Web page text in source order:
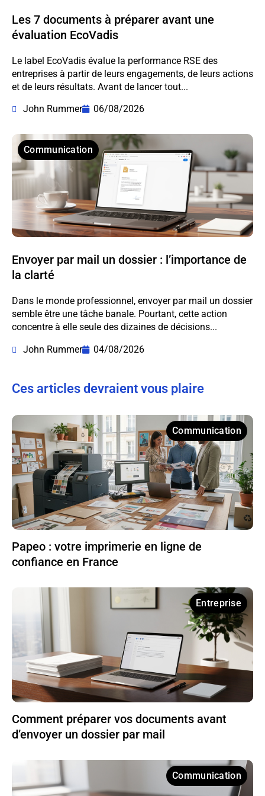
Les 7 documents à préparer avant une
évaluation EcoVadis
Le label EcoVadis évalue la performance RSE des
entreprises à partir de leurs engagements, de leurs actions
et de leurs résultats. Avant de lancer tout...
John Rummer
06/08/2026
Communication
Envoyer par mail un dossier : l’importance de
la clarté
Dans le monde professionnel, envoyer par mail un dossier
semble être une tâche banale. Pourtant, cette action
concentre à elle seule des dizaines de décisions...
John Rummer
04/08/2026
Ces articles devraient vous plaire
Communication
Papeo : votre imprimerie en ligne de
confiance en France
Entreprise
Comment préparer vos documents avant
d’envoyer un dossier par mail
Communication